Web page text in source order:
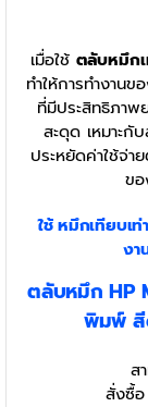
เมื่อใช้ ตลับหมึก
ทำให้การทำงาน
ที่มีประสิทธิภาพ
สะดุด เหมาะกั
ประหยัดค่าใช้จ่า
ขอ
ใช้ หมึกเทียบเท่า
งา
ตลับหมึก HP
พิมพ์ สี
ส
สั่งซื้